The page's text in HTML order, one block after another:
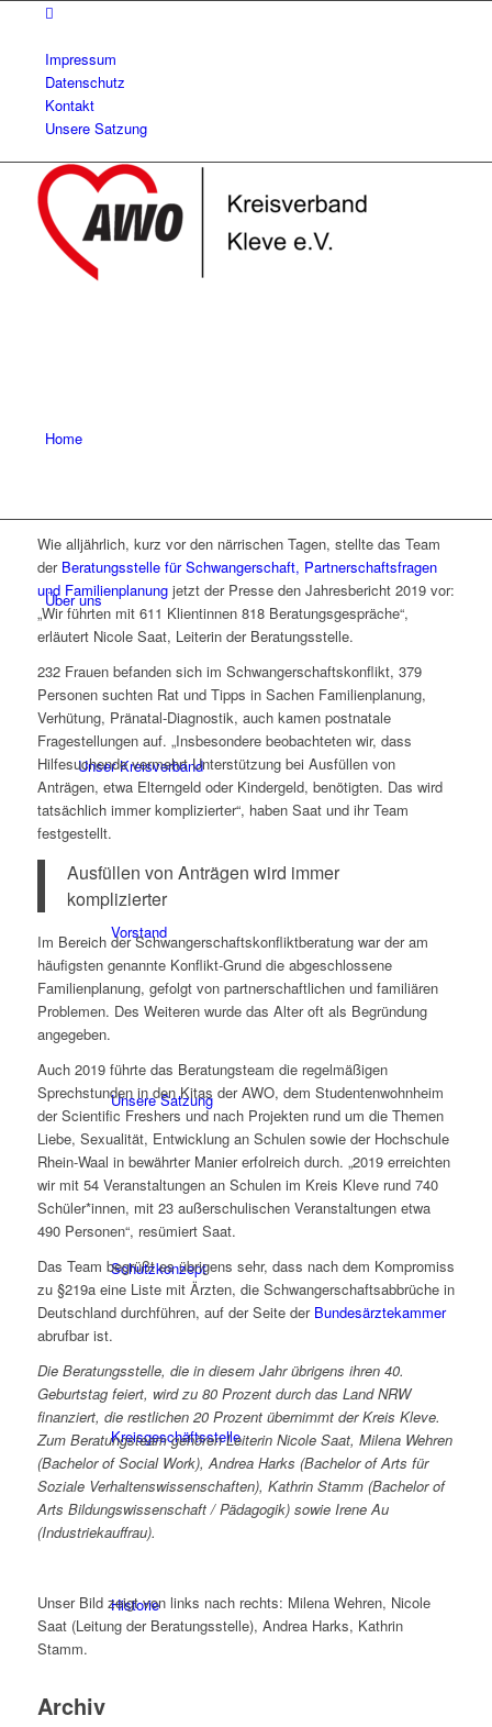
Impressum
Datenschutz
Kontakt
Unsere Satzung
Home
Über uns
Unser Kreisverband
Vorstand
Unsere Satzung
Schutzkonzept
Kreisgeschäftsstelle
Historie
Wie alljährlich, kurz vor den närrischen Tagen, stellte das Team
der Beratungsstelle für Schwangerschaft, Partnerschaftsfragen
und Familienplanungjetzt der Presse den Jahresbericht 2019 vor:
„Wir führten mit 611 Klientinnen 818 Beratungsgespräche“,
erläutert Nicole Saat, Leiterin der Beratungsstelle.
232 Frauen befanden sich im Schwangerschaftskonflikt, 379
Personen suchten Rat und Tipps in Sachen Familienplanung,
Verhütung, Pränatal-Diagnostik, auch kamen postnatale
Fragestellungen auf. „Insbesondere beobachteten wir, dass
Hilfesuchende vermehrt Unterstützung bei Ausfüllen von
Anträgen, etwa Elterngeld oder Kindergeld, benötigten. Das wird
tatsächlich immer komplizierter“, haben Saat und ihr Team
festgestellt.
Ausfüllen von Anträgen wird immer
komplizierter
Im Bereich der Schwangerschaftskonfliktberatung war der am
häufigsten genannte Konflikt-Grund die abgeschlossene
Familienplanung, gefolgt von partnerschaftlichen und familiären
Problemen. Des Weiteren wurde das Alter oft als Begründung
angegeben.
Auch 2019 führte das Beratungsteam die regelmäßigen
Sprechstunden in den Kitas der AWO, dem Studentenwohnheim
der Scientific Freshers und nach Projekten rund um die Themen
Liebe, Sexualität, Entwicklung an Schulen sowie der Hochschule
Rhein-Waal in bewährter Manier erfolreich durch. „2019 erreichten
wir mit 54 Veranstaltungen an Schulen im Kreis Kleve rund 740
Schüler*innen, mit 23 außerschulischen Veranstaltungen etwa
490 Personen“, resümiert Saat.
Das Team begrüßt es übrigens sehr, dass nach dem Kompromiss
zu §219a eine Liste mit Ärzten, die Schwangerschaftsabbrüche in
Deutschland durchführen, auf der Seite der Bundesärztekammer
abrufbar ist.
Die Beratungsstelle, die in diesem Jahr übrigens ihren 40.
Geburtstag feiert, wird zu 80 Prozent durch das Land NRW
finanziert, die restlichen 20 Prozent übernimmt der Kreis Kleve.
Zum Beratungsteam gehören Leiterin Nicole Saat, Milena Wehren
(Bachelor of Social Work), Andrea Harks (Bachelor of Arts für
Soziale Verhaltenswissenschaften), Kathrin Stamm (Bachelor of
Arts Bildungswissenschaft / Pädagogik) sowie Irene Au
(Industriekauffrau).
Unser Bild zeigt von links nach rechts: Milena Wehren, Nicole
Saat (Leitung der Beratungsstelle), Andrea Harks, Kathrin
Stamm.
Archiv